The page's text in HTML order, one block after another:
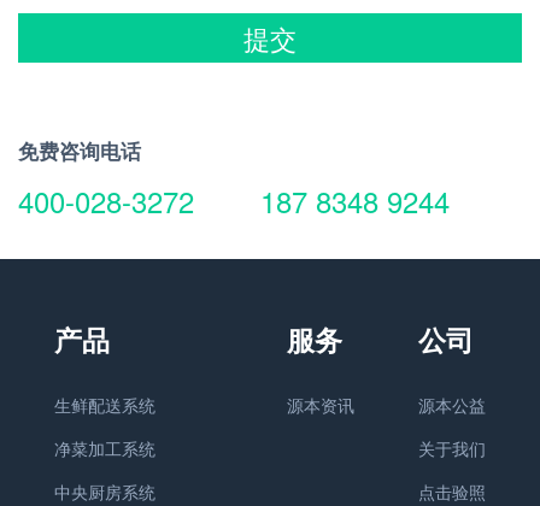
提交
免费咨询电话
400-028-3272 187 8348 9244
生鲜配送系统
净菜加工系统
中央厨房系统
源本资讯
源本公益
关于我们
点击验照